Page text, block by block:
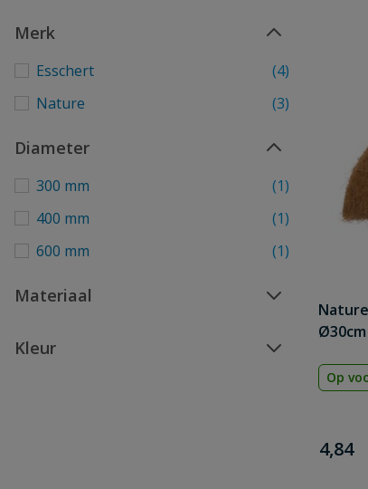
Merk
Esschert
(4)
Nature
(3)
Diameter
300 mm
(1)
400 mm
(1)
600 mm
(1)
Materiaal
Kleur
Op
€
4,84